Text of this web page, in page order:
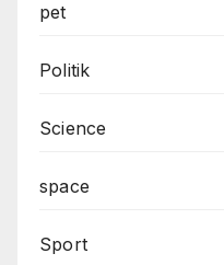
pet
Politik
Science
space
Sport